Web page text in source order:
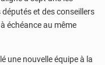
et des conseillers
échéance au même
une nouvelle équipe à la